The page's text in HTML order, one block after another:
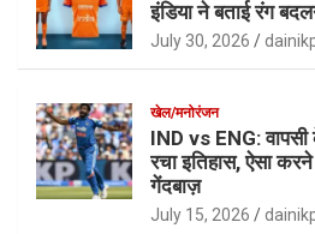
इंडिया ने बताई रंग
July 30, 2026
खेल/मनोरंजन
IND vs ENG:
रचा इतिहास, ऐसा
गेंदबाज़
July 15, 2026